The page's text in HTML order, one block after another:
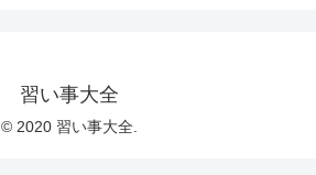
習い事大全
© 2020 習い事大全.